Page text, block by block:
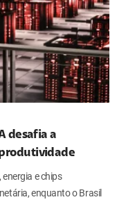
desafia a
e chips
enquanto o Brasil